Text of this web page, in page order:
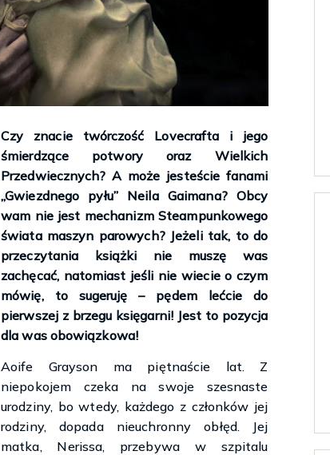
Czy znacie twórczość Lovecrafta i jego
śmierdzące potwory oraz Wielkich
Przedwiecznych? A może jesteście fanami
„Gwiezdnego pyłu” Neila Gaimana? Obcy
wam nie jest mechanizm Steampunkowego
świata maszyn parowych? Jeżeli tak, to do
przeczytania książki nie muszę was
zachęcać, natomiast jeśli nie wiecie o czym
mówię, to sugeruję – pędem lećcie do
pierwszej z brzegu księgarni! Jest to pozycja
dla was obowiązkowa!
Aoife Grayson ma piętnaście lat. Z
niepokojem czeka na swoje szesnaste
urodziny, bo wtedy, każdego z członków jej
rodziny, dopada nieuchronny obłęd. Jej
matka, Nerissa, przebywa w szpitalu
Księgarnie i kościopył – Travis Baldree